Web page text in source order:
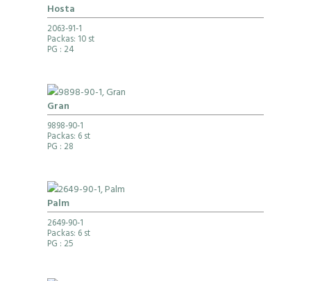
Hosta
2063-91-1
Packas: 10 st
PG : 24
Gran
9898-90-1
Packas: 6 st
PG : 28
Palm
2649-90-1
Packas: 6 st
PG : 25